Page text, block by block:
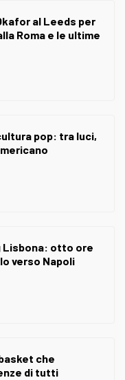
al Leeds per
Roma e le ultime
pop: tra luci,
Lisbona: otto ore
verso Napoli
che
di tutti